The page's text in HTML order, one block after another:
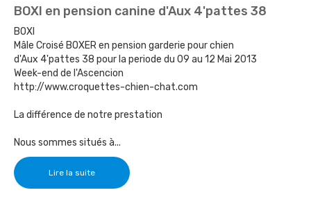
BOXI en pension canine d'Aux 4'pattes 38
BOXI
Mâle Croisé BOXER en pension garderie pour chien
d'Aux 4'pattes 38 pour la periode du 09 au 12 Mai 2013
Week-end de l'Ascencion
http://www.croquettes-chien-chat.com
La différence de notre prestation
Nous sommes situés à...
Lire la suite